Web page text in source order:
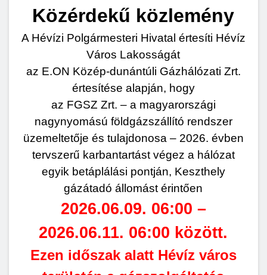
Közérdekű közlemény
A Hévízi Polgármesteri Hivatal értesíti Hévíz
Város Lakosságát
az E.ON Közép-dunántúli Gázhálózati Zrt.
értesítése alapján, hogy
az FGSZ Zrt. – a magyarországi
nagynyomású földgázszállító rendszer
üzemeltetője és tulajdonosa – 2026. évben
tervszerű karbantartást végez a hálózat
egyik betáplálási pontján, Keszthely
gázátadó állomást érintően
2026.06.09. 06:00 –
2026.06.11. 06:00 között.
Ezen időszak alatt Hévíz város